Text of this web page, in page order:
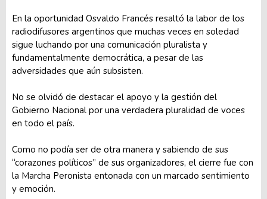
En la oportunidad Osvaldo Francés resaltó la labor de los
radiodifusores argentinos que muchas veces en soledad
sigue luchando por una comunicación pluralista y
fundamentalmente democrática, a pesar de las
adversidades que aún subsisten.
No se olvidó de destacar el apoyo y la gestión del
Gobierno Nacional por una verdadera pluralidad de voces
en todo el país.
Como no podía ser de otra manera y sabiendo de sus
“corazones políticos” de sus organizadores, el cierre fue con
la Marcha Peronista entonada con un marcado sentimiento
y emoción.